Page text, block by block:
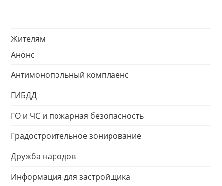
Жителям
Анонс
Антимонопольный комплаенс
ГИБДД
ГО и ЧС и пожарная безопасность
Градостроительное зонирование
Дружба народов
Информация для застройщика